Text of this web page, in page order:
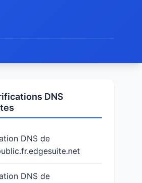
DNS
DNS de
DNS de